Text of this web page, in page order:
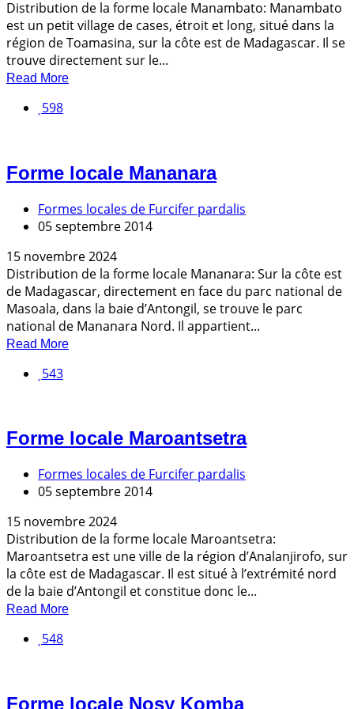
Distribution de la forme locale Manambato: Manambato
est un petit village de cases, étroit et long, situé dans la
région de Toamasina, sur la côte est de Madagascar. Il se
trouve directement sur le...
Read More
598
Forme locale Mananara
Formes locales de Furcifer pardalis
05 septembre 2014
15 novembre 2024
Distribution de la forme locale Mananara: Sur la côte est
de Madagascar, directement en face du parc national de
Masoala, dans la baie d’Antongil, se trouve le parc
national de Mananara Nord. Il appartient...
Read More
543
Forme locale Maroantsetra
Formes locales de Furcifer pardalis
05 septembre 2014
15 novembre 2024
Distribution de la forme locale Maroantsetra:
Maroantsetra est une ville de la région d’Analanjirofo, sur
la côte est de Madagascar. Il est situé à l’extrémité nord
de la baie d’Antongil et constitue donc le...
Read More
548
Forme locale Nosy Komba